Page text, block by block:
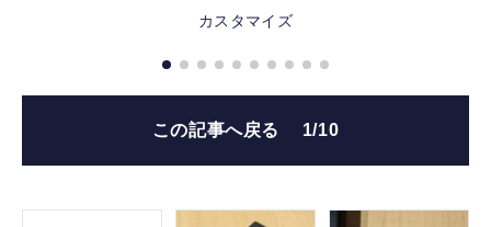
カスタマイズ
この記事へ戻る 1/10